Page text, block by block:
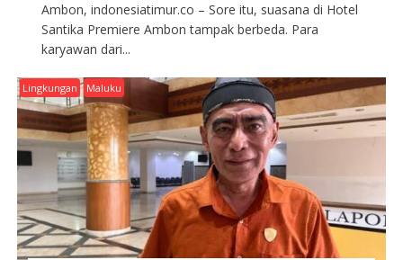
Ambon, indonesiatimur.co – Sore itu, suasana di Hotel
Santika Premiere Ambon tampak berbeda. Para
karyawan dari...
Lingkungan Maluku